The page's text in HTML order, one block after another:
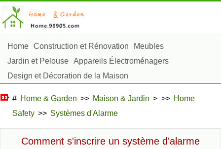
Home Construction et Rénovation
Meubles
Jardin et Pelouse Appareils Électroménagers
Design et Décoration de la Maison
Aménagement et Construction Extérieure
# Home & Garden >> Maison & Jardin > >> Home
Safety >> Systèmes d'Alarme
Comment s'inscrire un système d'alarme